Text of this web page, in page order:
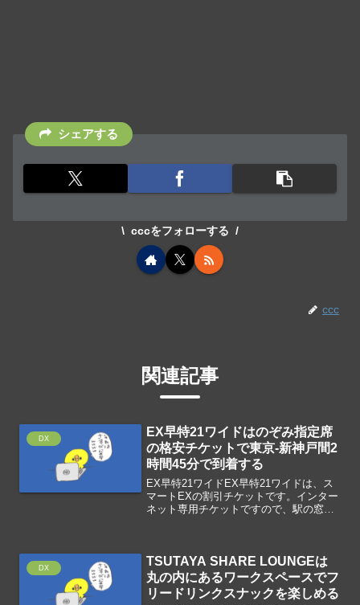
シェアする
cccをフォローする
ccc
関連記事
DX
EX早特21ワイドはのぞみ指定席
の格安チケットで東京-新神戸間2
時間45分で到着する
EX早特21ワイドEX早特21ワイドは、ス
マートEXの割引チケットです。インター
ネット専用チケットですので、駅の窓口
ぞみの普通車指...
DX
TSUTAYA SHARE LOUNGEは
丸の内にあるワークスペースでフ
リードリンクスナックを楽しめる